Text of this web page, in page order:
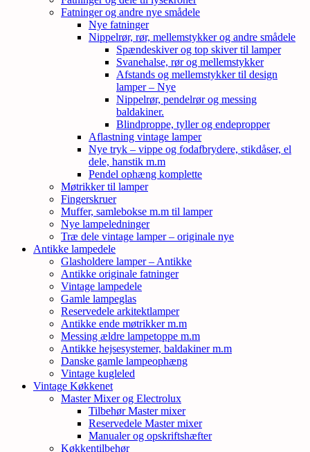
Fatninger og andre nye smådele
Nye fatninger
Nippelrør, rør, mellemstykker og andre smådele
Spændeskiver og top skiver til lamper
Svanehalse, rør og mellemstykker
Afstands og mellemstykker til design
lamper – Nye
Nippelrør, pendelrør og messing
baldakiner.
Blindproppe, tyller og endepropper
Aflastning vintage lamper
Nye tryk – vippe og fodafbrydere, stikdåser, el
dele, hanstik m.m
Pendel ophæng komplette
Møtrikker til lamper
Fingerskruer
Muffer, samlebokse m.m til lamper
Nye lampeledninger
Træ dele vintage lamper – originale nye
Antikke lampedele
Glasholdere lamper – Antikke
Antikke originale fatninger
Vintage lampedele
Gamle lampeglas
Reservedele arkitektlamper
Antikke ende møtrikker m.m
Messing ældre lampetoppe m.m
Antikke hejsesystemer, baldakiner m.m
Danske gamle lampeophæng
Vintage kugleled
Vintage Køkkenet
Master Mixer og Electrolux
Tilbehør Master mixer
Reservedele Master mixer
Manualer og opskriftshæfter
Køkkentilbehør